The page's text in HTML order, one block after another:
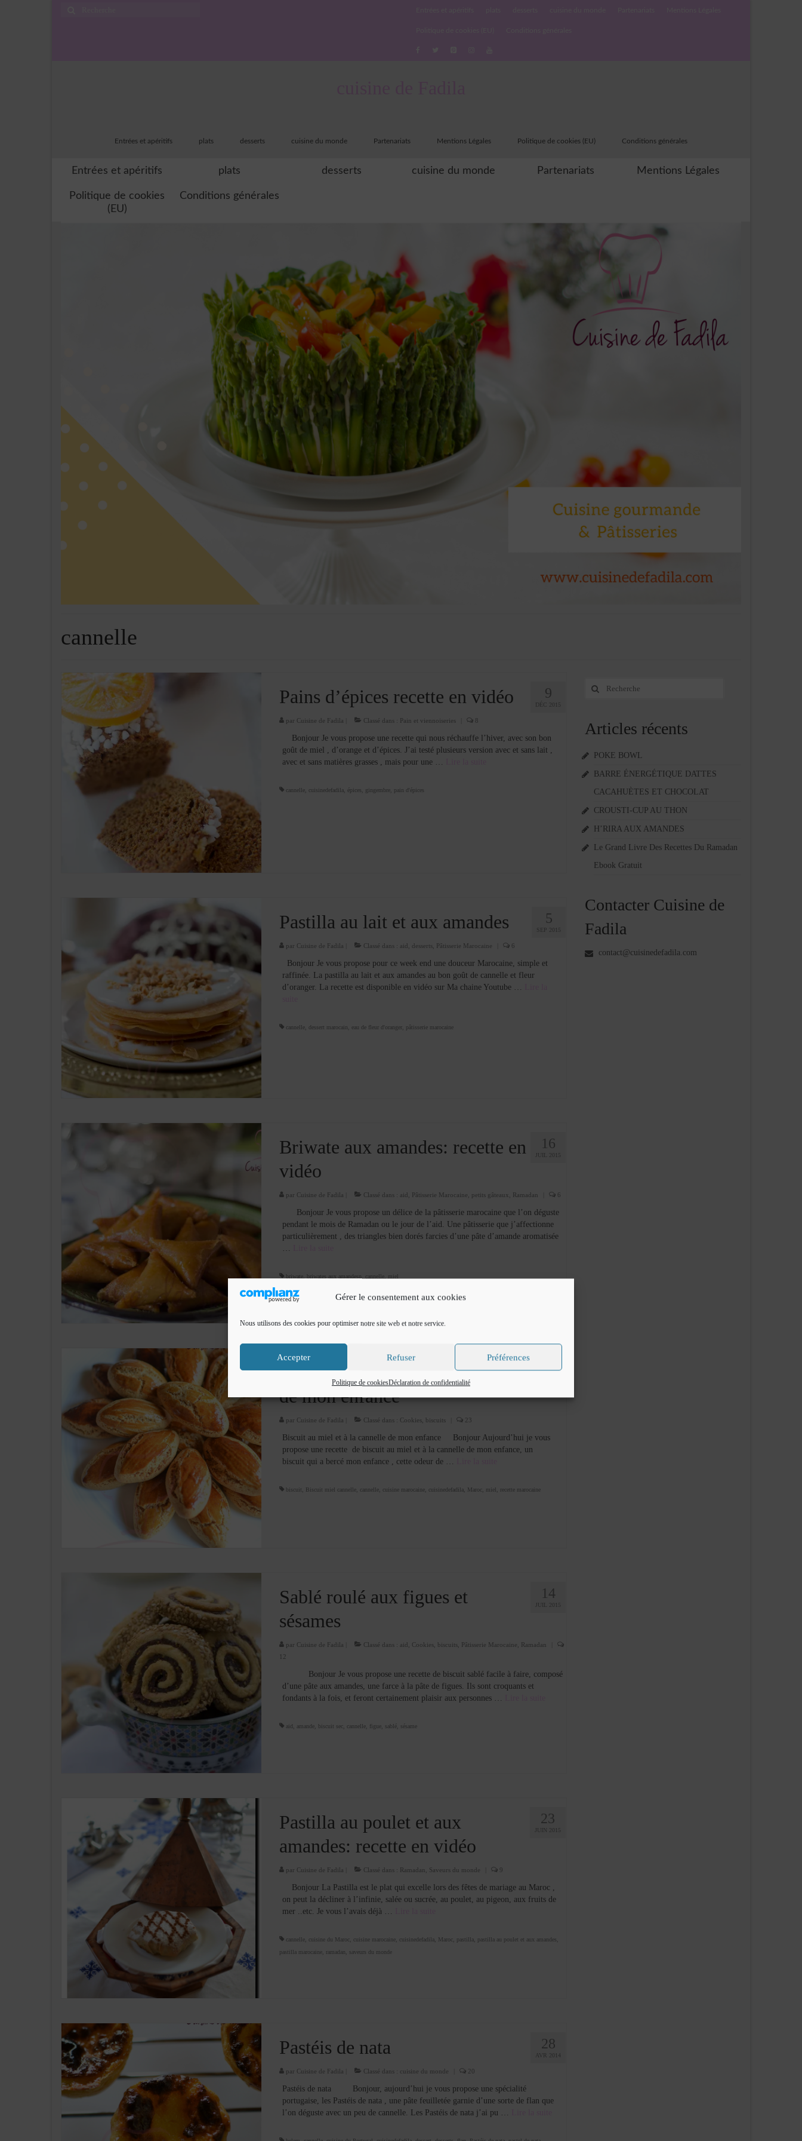
Gérer le consentement aux cookies
Nous utilisons des cookies pour optimiser notre site web et notre service.
Accepter Refuser Préférences
Politique de cookiesDéclaration de confidentialité
Entrées et apéritifs plats desserts cuisine du monde Partenariats Mentions Légales Politique de cookies (EU) Conditions générales
Entrées et apéritifs plats desserts cuisine du monde Partenariats Mentions Légales
Politique de cookies
(EU)
Conditions générales
cannelle
9
DÉC 2015
Pains d’épices recette en vidéo
par Cuisine de Fadila Classé dans : Pain et viennoiseries 8
Bonjour Je vous propose une recette qui nous réchauffe l’hiver, avec son bon
goût de miel , d’orange et d’épices. J’ai testé plusieurs version avec et sans lait ,
avec et sans matières grasses , mais pour une …
cannelle, cuisinedefadila, épices, gingembre, pain d'épices
5
SEP 2015
Pastilla au lait et aux amandes
par Cuisine de Fadila Classé dans : aid desserts, Pâtisserie Marocaine 6
Bonjour Je vous propose pour ce week end une douceur Marocaine, simple et
raffinée. La pastilla au lait et aux amandes au bon goût de cannelle et fleur
d’oranger. La recette est disponible en vidéo sur Ma chaine Youtube …
cannelle, dessert marocain eau de fleur d'oranger pâtisserie marocaine
16
JUIL 2015
Briwate aux amandes: recette en
vidéo
par Cuisine de Fadila Classé dans : aid Pâtisserie Marocaine petits gâteaux Ramadan 6
Bonjour Je vous propose un délice de la pâtisserie marocaine que l’on déguste
pendant le mois de Ramadan ou le jour de l’aid. Une pâtisserie que j’affectionne
particulièrement , des triangles bien dorés farcies d’une pâte d’amande aromatisée
briwate, briwates aux amandesn cannelle, miel
15
Biscuit au miel et à la cannelle
de mon enfance
par Cuisine de Fadila Classé dans : Cookies, biscuits 23
Biscuit au miel et à la cannelle de mon enfance Bonjour Aujourd’hui je vous
propose une recette de biscuit au miel et à la cannelle de mon enfance, un
biscuit qui a bercé mon enfance , cette odeur de …
biscuit Biscuit miel cannelle, cannelle, cuisine marocaine, cuisinedefadila, Maroc, miel recette marocaine
14
JUIL 2015
Sablé roulé aux figues et
sésames
par Cuisine de Fadila Classé dans : aid Cookies, biscuits, Pâtisserie Marocaine Ramadan
Bonjour Je vous propose une recette de biscuit sablé facile à faire, composé
d’une pâte aux amandes, une farce à la pâte de figues. Ils sont croquants et
fondants à la fois, et feront certainement plaisir aux personnes …
aid , amande, biscuit sec, cannelle, figue, sablé, sésame
23
JUIN 2015
Pastilla au poulet et aux
amandes: recette en vidéo
par Cuisine de Fadila Classé dans : Ramadan Saveurs du monde 9
Bonjour La Pastilla est le plat qui excelle lors des fêtes de mariage au Maroc ,
on peut la décliner à l’infinie, salée ou sucrée, au poulet, au pigeon, aux fruits de
mer ..etc. Je vous l’avais déjà …
cannelle, cuisine du Maroc, cuisine marocaine, cuisinedefadila, Maroc, pastilla, pastilla au poulet et aux amandes
pastilla marocaine, ramadan saveurs du monde
28
AVR 2014
Pastéis de nata
par Cuisine de Fadila Classé dans : cuisine du monde 20
Pastéis de nata Bonjour, aujourd’hui je vous propose une spécialité
portugaise, les Pastéis de nata , une pâte feuilletée garnie d’une sorte de flan que
l’on déguste avec un peu de cannelle. Les Pastéis de nata j’ai pu …
Rechercher
Articles récents
POKE BOWL
BARRE ÉNERGÉTIQUE DATTES
CACAHUÈTES ET CHOCOLAT
CROUSTI-CUP AU THON
H’RIRA AUX AMANDES
Le Grand Livre Des Recettes Du Ramadan
Ebook Gratuit
Contacter Cuisine de
Fadila
contact@cuisinedefadila.com